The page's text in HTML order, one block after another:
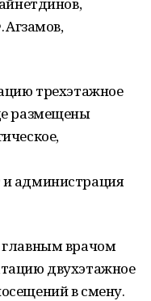
Агзамов,
трехэтажное
размещены
и администрация
главным врачом
двухэтажное
в смену.